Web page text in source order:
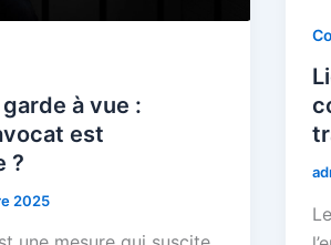
à vue :
est
?
2025